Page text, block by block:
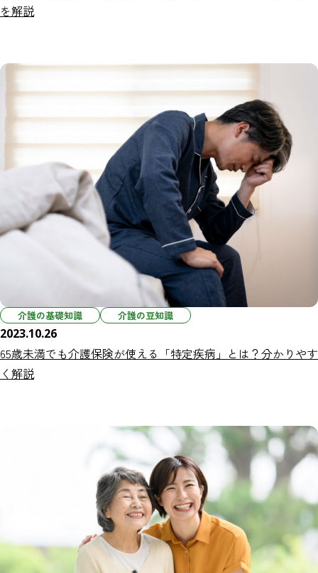
を解説
介護の基礎知識 介護の豆知識
2023.10.26
65歳未満でも介護保険が使える「特定疾病」とは？分かりやす
く解説